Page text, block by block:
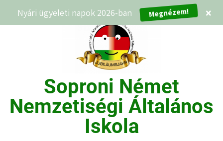
Soproni Német
Nemzetiségi Általános
Iskola
Nyári ügyeleti napok 2026-ban Megnézem! ×